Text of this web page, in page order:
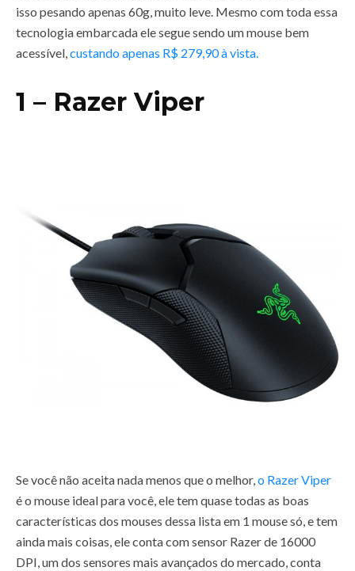
isso pesando apenas 60g, muito leve. Mesmo com toda essa
tecnologia embarcada ele segue sendo um mouse bem
acessível,custando apenas R$ 279,90 à vista.
1 – Razer Viper
Se você não aceita nada menos que o melhor,o Razer Viper
é o mouse ideal para você, ele tem quase todas as boas
características dos mouses dessa lista em 1 mouse só, e tem
ainda mais coisas, ele conta com sensor Razer de 16000
DPI, um dos sensores mais avançados do mercado, conta